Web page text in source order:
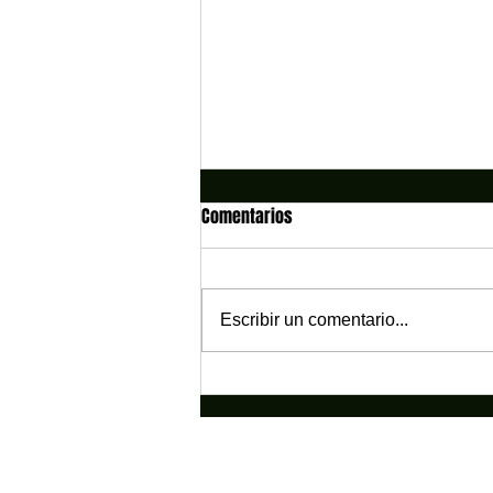
Festival Estudiantil Bambuquero:
Una experiencia que fortalece el
Comentarios
Escribir un comentario...